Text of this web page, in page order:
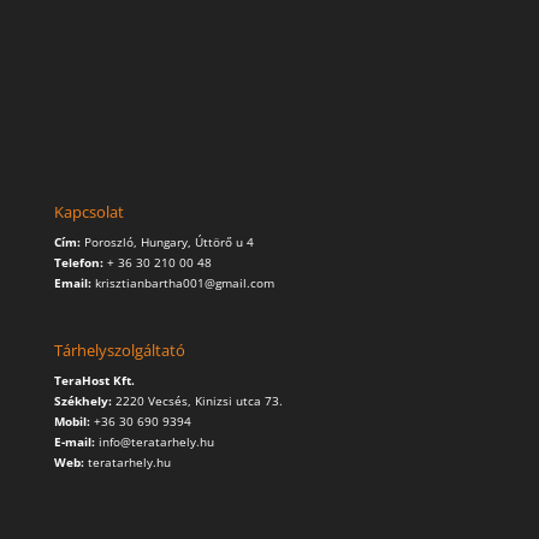
Kapcsolat
Cím: Poroszló, Hungary, Úttörő u 4
Telefon:+ 36 30 210 00 48
Email:krisztianbartha001@gmail.com
Tárhelyszolgáltató
TeraHost Kft.
Székhely: 2220 Vecsés, Kinizsi utca 73.
Mobil: +36 30 690 9394
E-mail: info@teratarhely.hu
Web: teratarhely.hu